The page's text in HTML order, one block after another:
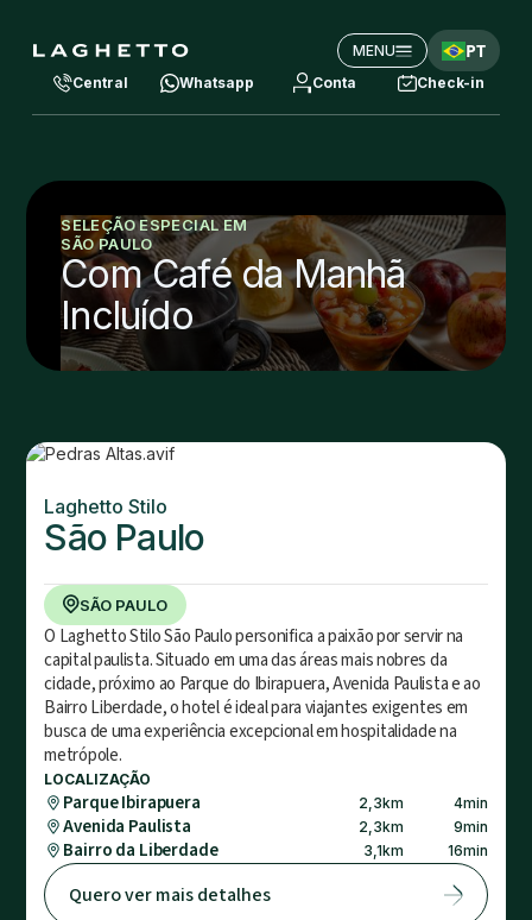
MENU PT
Central Whatsapp Conta Check-in
SELEÇÃO ESPECIAL EM
SÃO PAULO
Com Café da Manhã
Incluído
Laghetto Stilo
São Paulo
SÃO PAULO
O Laghetto Stilo São Paulo personifica a paixão por servir na
capital paulista. Situado em uma das áreas mais nobres da
cidade, próximo ao Parque do Ibirapuera, Avenida Paulista e ao
Bairro Liberdade, o hotel é ideal para viajantes exigentes em
busca de uma experiência excepcional em hospitalidade na
metrópole.
LOCALIZAÇÃO
Parque Ibirapuera 2,3km 4min
Avenida Paulista 2,3km 9min
Bairro da Liberdade 3,1km 16min
Quero ver mais detalhes